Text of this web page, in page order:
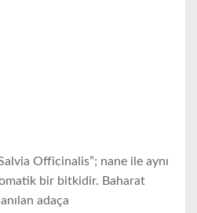
Officinalis”; nane ile aynı
bir bitkidir. Baharat
adaça